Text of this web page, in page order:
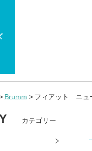
Brumm フィアット ニュ
カテゴリー